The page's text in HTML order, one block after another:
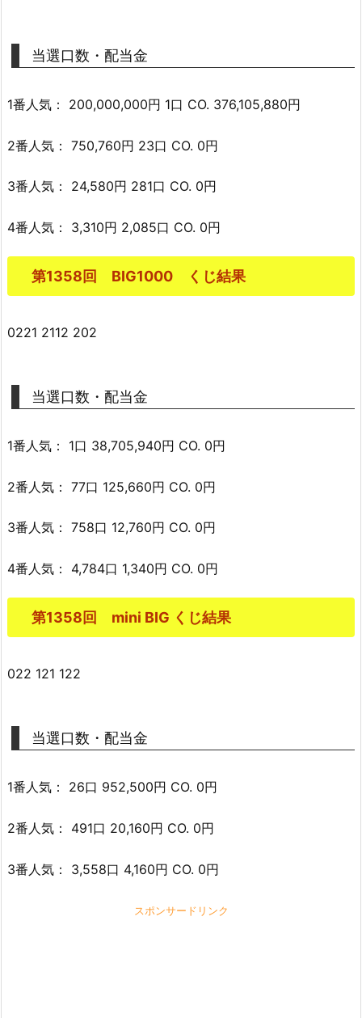
当選口数・配当金
1番人気： 200,000,000円 1口 CO. 376,105,880円
2番人気： 750,760円 23口 CO. 0円
3番人気： 24,580円 281口 CO. 0円
4番人気： 3,310円 2,085口 CO. 0円
第1358回 BIG1000 くじ結果
0221 2112 202
当選口数・配当金
1番人気： 1口 38,705,940円 CO. 0円
2番人気： 77口 125,660円 CO. 0円
3番人気： 758口 12,760円 CO. 0円
4番人気： 4,784口 1,340円 CO. 0円
第1358回 mini BIG くじ結果
022 121 122
当選口数・配当金
1番人気： 26口 952,500円 CO. 0円
2番人気： 491口 20,160円 CO. 0円
3番人気： 3,558口 4,160円 CO. 0円
スポンサードリンク